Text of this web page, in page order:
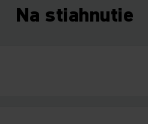
Na stiahnutie